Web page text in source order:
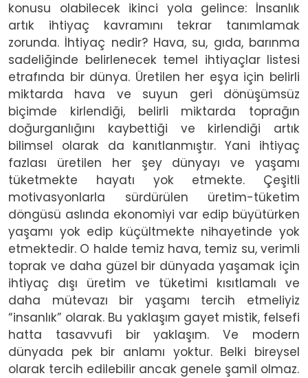
konusu olabilecek ikinci yola gelince: İnsanlık
artık ihtiyaç kavramını tekrar tanımlamak
zorunda. İhtiyaç nedir? Hava, su, gıda, barınma
sadeliğinde belirlenecek temel ihtiyaçlar listesi
etrafında bir dünya. Üretilen her eşya için belirli
miktarda hava ve suyun geri dönüşümsüz
biçimde kirlendiği, belirli miktarda toprağın
doğurganlığını kaybettiği ve kirlendiği artık
bilimsel olarak da kanıtlanmıştır. Yani ihtiyaç
fazlası üretilen her şey dünyayı ve yaşamı
tüketmekte hayatı yok etmekte. Çeşitli
motivasyonlarla sürdürülen üretim-tüketim
döngüsü aslında ekonomiyi var edip büyütürken
yaşamı yok edip küçültmekte nihayetinde yok
etmektedir. O halde temiz hava, temiz su, verimli
toprak ve daha güzel bir dünyada yaşamak için
ihtiyaç dışı üretim ve tüketimi kısıtlamalı ve
daha mütevazı bir yaşamı tercih etmeliyiz
“insanlık” olarak. Bu yaklaşım gayet mistik, felsefi
hatta tasavvufi bir yaklaşım. Ve modern
dünyada pek bir anlamı yoktur. Belki bireysel
olarak tercih edilebilir ancak genele şamil olmaz.